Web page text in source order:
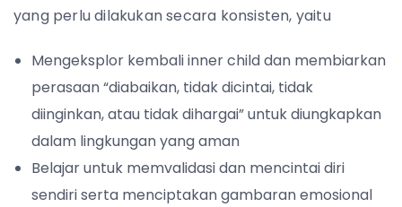
yang perlu dilakukan secara konsisten, yaitu
Mengeksplor kembali inner child dan membiarkan
perasaan “diabaikan, tidak dicintai, tidak
diinginkan, atau tidak dihargai” untuk diungkapkan
dalam lingkungan yang aman
Belajar untuk memvalidasi dan mencintai diri
sendiri serta menciptakan gambaran emosional